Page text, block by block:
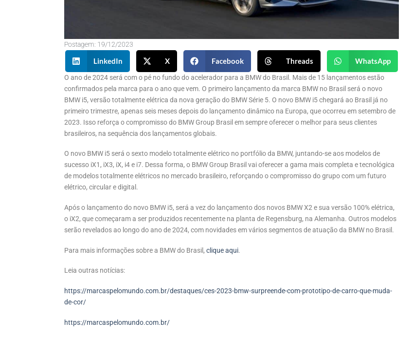
Postagem: 19/12/2023
LinkedIn X Facebook Threads WhatsApp
O ano de 2024 será com o pé no fundo do acelerador para a BMW do Brasil. Mais de 15 lançamentos estão
confirmados pela marca para o ano que vem. O primeiro lançamento da marca BMW no Brasil será o novo
BMW i5, versão totalmente elétrica da nova geração do BMW Série 5. O novo BMW i5 chegará ao Brasil já no
primeiro trimestre, apenas seis meses depois do lançamento dinâmico na Europa, que ocorreu em setembro de
2023. Isso reforça o compromisso do BMW Group Brasil em sempre oferecer o melhor para seus clientes
brasileiros, na sequência dos lançamentos globais.
O novo BMW i5 será o sexto modelo totalmente elétrico no portfólio da BMW, juntando-se aos modelos de
sucesso iX1, iX3, iX, i4 e i7. Dessa forma, o BMW Group Brasil vai oferecer a gama mais completa e tecnológica
de modelos totalmente elétricos no mercado brasileiro, reforçando o compromisso do grupo com um futuro
elétrico, circular e digital.
Após o lançamento do novo BMW i5, será a vez do lançamento dos novos BMW X2 e sua versão 100% elétrica,
o iX2, que começaram a ser produzidos recentemente na planta de Regensburg, na Alemanha. Outros modelos
serão revelados ao longo do ano de 2024, com novidades em vários segmentos de atuação da BMW no Brasil.
Para mais informações sobre a BMW do Brasil, clique aqui.
Leia outras notícias:
https://marcaspelomundo.com.br/destaques/ces-2023-bmw-surpreende-com-prototipo-de-carro-que-muda-
de-cor/
https://marcaspelomundo.com.br/